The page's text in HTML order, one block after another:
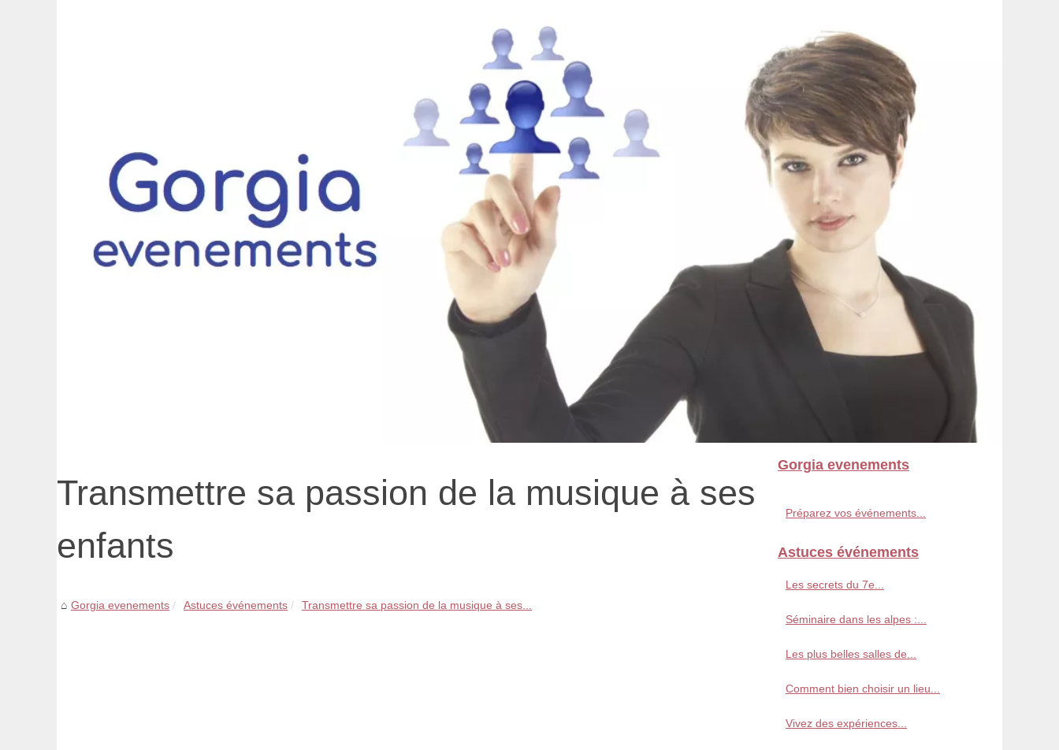
Transmettre sa passion de la musique à ses
enfants
Gorgia evenements Astuces événements Transmettre sa passion de la musique à ses...
Gorgia evenements
Préparez vos événements...
Astuces événements
Les secrets du 7e...
Séminaire dans les alpes :...
Les plus belles salles de...
Comment bien choisir un lieu...
Vivez des expériences...